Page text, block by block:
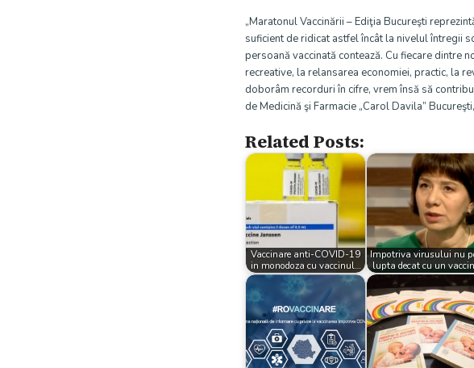
„Maratonul Vaccinării – Ediţia Bucureşti
suficient de ridicat astfel încât la nivelul întregii
persoană vaccinată contează. Cu fiecare dintre
recreative, la relansarea economiei, practic, la
doborâm recorduri în cifre, vrem însă să
de Medicină şi Farmacie „Carol Davila”
Related Posts:
Vaccinare anti-COVID-19
in monodoza cu vaccinul…
Impotriva virusului nu
lupta decat cu un